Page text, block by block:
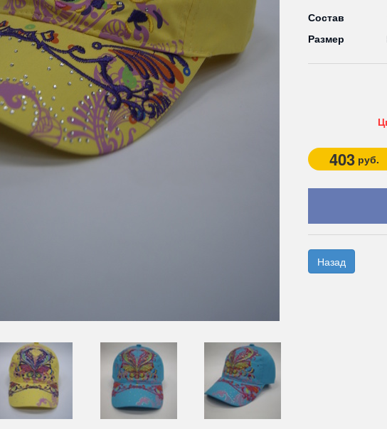
Состав
Размер
403 руб.
Назад